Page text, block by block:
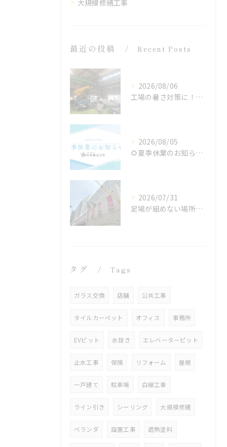
大規模修繕工事
最近の投稿 Recent Posts
2026/08/06
工場の暑さ対策に！遮熱塗料「アドクールAQUA」施工前の温度測定を設置
2026/08/05
🌻夏季休業のお知らせ🌻
2026/07/31
足場が組めない場所でも施工可能！ロープアクセス工法の特徴と対応できる工事
タグ Tags
ガラス交換 店舗 公共工事
タイルカーペット オフィス 事務所
EVピット 水抜き エレベーターピット
止水工事 保険 リフォーム 屋根
一戸建て 駐車場 白線工事
ライン引き シーリング 大規模修繕
ベランダ 設置工事 遮熱塗料